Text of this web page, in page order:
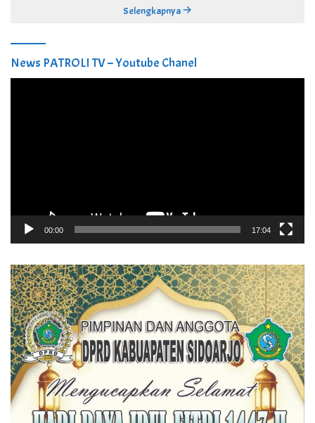
Selengkapnya
News PATROLI TV – Youtube Chanel
00:00 17:04